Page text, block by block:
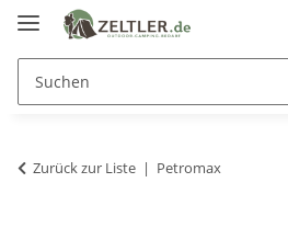
Zurück zur Liste Petromax